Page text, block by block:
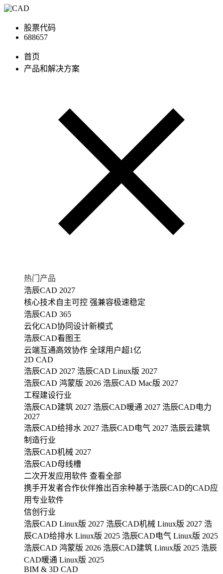
股票代码
688657
首页
产品和解决方案
热门产品
浩辰CAD 2027
核心技术自主可控 强兼容极速稳定
浩辰CAD 365
云化CAD协同设计新模式
浩辰CAD看图王
云端互通高效协作 全球用户超1亿
2D CAD
浩辰CAD 2027 浩辰CAD Linux版 2027
浩辰CAD 鸿蒙版 2026 浩辰CAD Mac版 2027
工程建设行业
浩辰CAD建筑 2027 浩辰CAD暖通 2027 浩辰CAD电力
2027
浩辰CAD给排水 2027 浩辰CAD电气 2027 浩辰云建筑
制造行业
浩辰CAD机械 2027
浩辰CAD母线槽
二次开发应用软件 查看全部
携手开发者合作伙伴推出百余种基于浩辰CAD的CAD应
用专业软件
信创行业
浩辰CAD Linux版 2027 浩辰CAD机械 Linux版 2027 浩
辰CAD给排水 Linux版 2025 浩辰CAD电气 Linux版 2025
浩辰CAD 鸿蒙版 2026 浩辰CAD建筑 Linux版 2025 浩辰
CAD暖通 Linux版 2025
BIM & 3D CAD